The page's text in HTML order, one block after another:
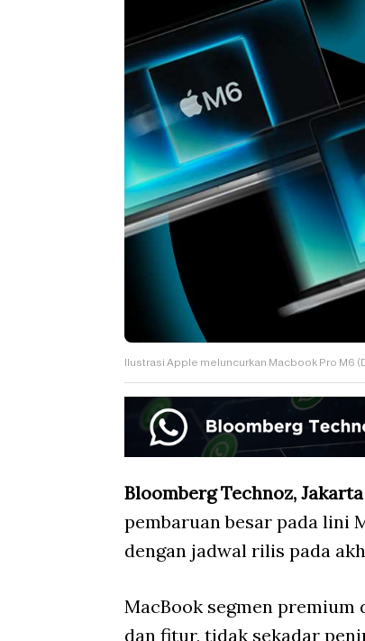
Ilustrasi Apple meluncurkan Macbook Pro M6
Bloomberg Technoz, Jakarta
pembaruan besar pada lini
dengan jadwal rilis pada
MacBook segmen premium
dan fitur, tidak sekadar